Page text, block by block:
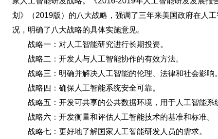
划》（2019版）的八大战略，强调了三年来美国政府在人
况，明确了八大战略的具体实施意见。
战略一：对人工智能研究进行长期投资。
战略二：开发人与人工智能协作的有效方法。
战略三：明确并解决人工智能的伦理、法律和社会影响
战略四：确保人工智能系统安全可靠。
战略五：开发可共享的公共数据环境，用于人工智能系
战略六：开发衡量和评估人工智能技术的基准和标准。
战略七：更好地了解国家人工智能研发人员的需求。